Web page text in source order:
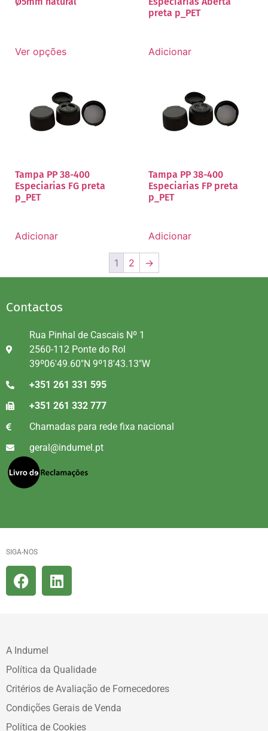
Ver opções
preta p_PET
Adicionar
Tampa PP 38-400
Especiarias FG preta
p_PET
Adicionar
Tampa PP 38-400
Especiarias FP preta
p_PET
Adicionar
1 2 →
Contactos
Rua Pinhal de Cascais Nº 1
2560-112 Ponte do Rol
39º06'49.60"N 9º18'43.13"W
+351 261 331 595
+351 261 332 777
Chamadas para rede fixa nacional
geral@indumel.pt
SIGA-NOS
A Indumel
Política da Qualidade
Critérios de Avaliação de Fornecedores
Condições Gerais de Venda
Política de Cookies